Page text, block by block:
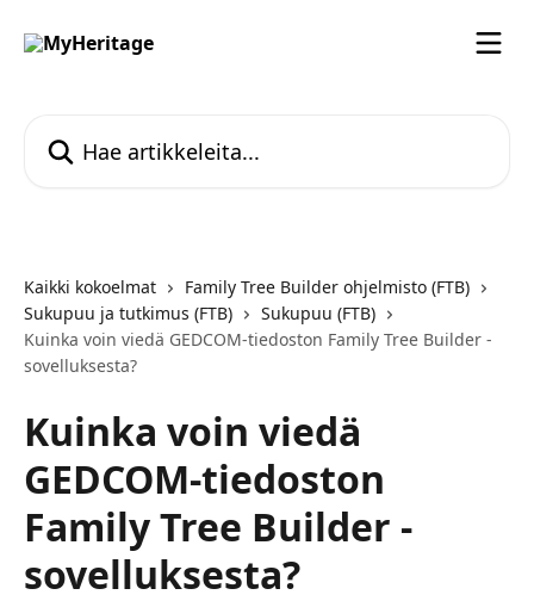
Kaikki kokoelmat
Family Tree Builder ohjelmisto (FTB)
Sukupuu ja tutkimus (FTB)
Sukupuu (FTB)
Kuinka voin viedä GEDCOM-tiedoston Family Tree Builder -
sovelluksesta?
Kuinka voin viedä
GEDCOM-tiedoston
Family Tree Builder -
sovelluksesta?